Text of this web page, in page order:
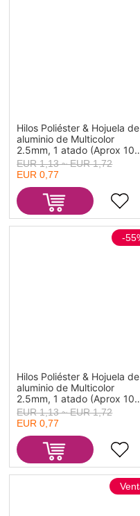
Hilos Poliéster & Hojuela de
aluminio de Multicolor
2.5mm, 1 atado (Aprox
M/atados)
EUR 1,13 ~ EUR 1,72
EUR 0,77
Hilos Poliéster & Hojuela de
aluminio de Multicolor
2.5mm, 1 atado (Aprox
M/atados)
-
EUR 1,13 ~ EUR 1,72
EUR 0,77